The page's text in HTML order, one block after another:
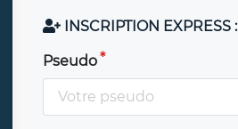
INSCRIPTION EXPRESS :
Pseudo